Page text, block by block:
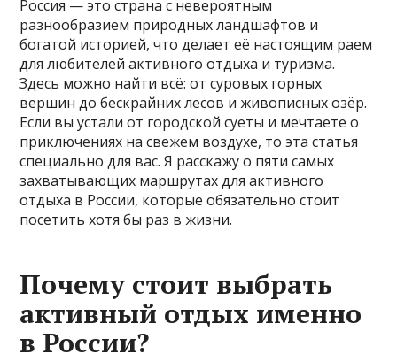
Россия — это страна с невероятным
разнообразием природных ландшафтов и
богатой историей, что делает её настоящим раем
для любителей активного отдыха и туризма.
Здесь можно найти всё: от суровых горных
вершин до бескрайних лесов и живописных озёр.
Если вы устали от городской суеты и мечтаете о
приключениях на свежем воздухе, то эта статья
специально для вас. Я расскажу о пяти самых
захватывающих маршрутах для активного
отдыха в России, которые обязательно стоит
посетить хотя бы раз в жизни.
Почему стоит выбрать
активный отдых именно
в России?